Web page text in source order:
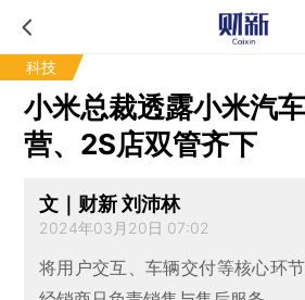
科技
小米总裁透露小米汽
营、2S店双管齐下
文｜财新 刘沛林
2024年03月20日 07:02
将用户交互、车辆交付等核心环